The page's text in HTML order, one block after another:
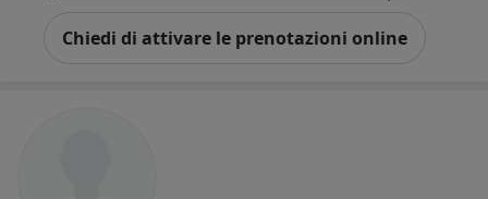
Chiedi di attivare le prenotazioni online